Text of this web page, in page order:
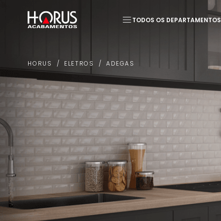
TODOS OS DEPARTAMENTOS
HORUS ELETROS ADEGAS
20x20